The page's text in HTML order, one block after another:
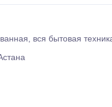
вся бытовая